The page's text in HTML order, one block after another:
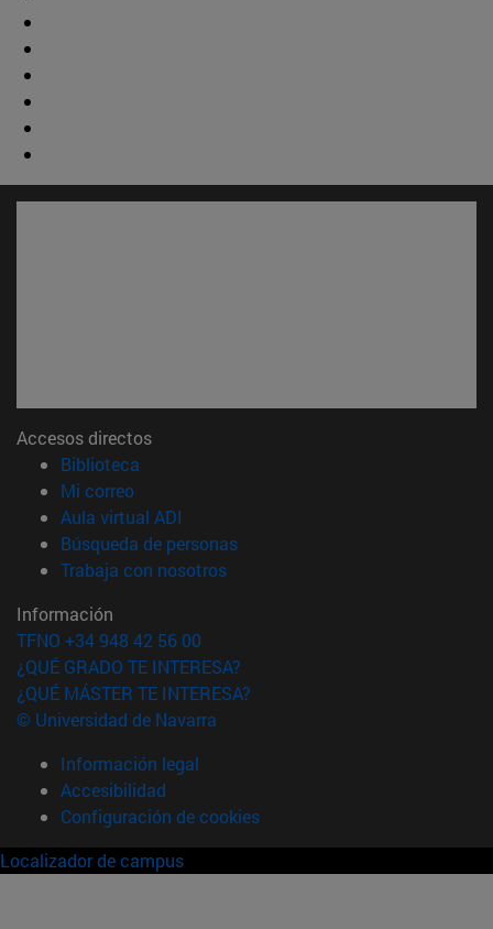
Accesos directos
Biblioteca
Mi correo(abre en nueva ventana)
Aula virtual ADI
Búsqueda de personas(abre en nueva ventana)
Trabaja con nosotros(abre en nueva ventana)
Información
TFNO +34 948 42 56 00
¿QUÉ GRADO TE INTERESA?
¿QUÉ MÁSTER TE INTERESA?
© Universidad de Navarra
Información legal
Accesibilidad
Configuración de cookies
Localizador de campus